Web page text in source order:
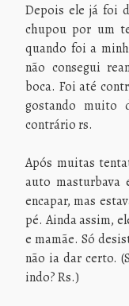
Depois ele já foi
chupou por um
quando foi a
não consegui
boca. Foi até
gostando
contrário rs.
Após muitas
auto masturbava
encapar, mas
pé. Ainda assim,
e mamãe. Só
não ia dar certo.
indo? Rs.)